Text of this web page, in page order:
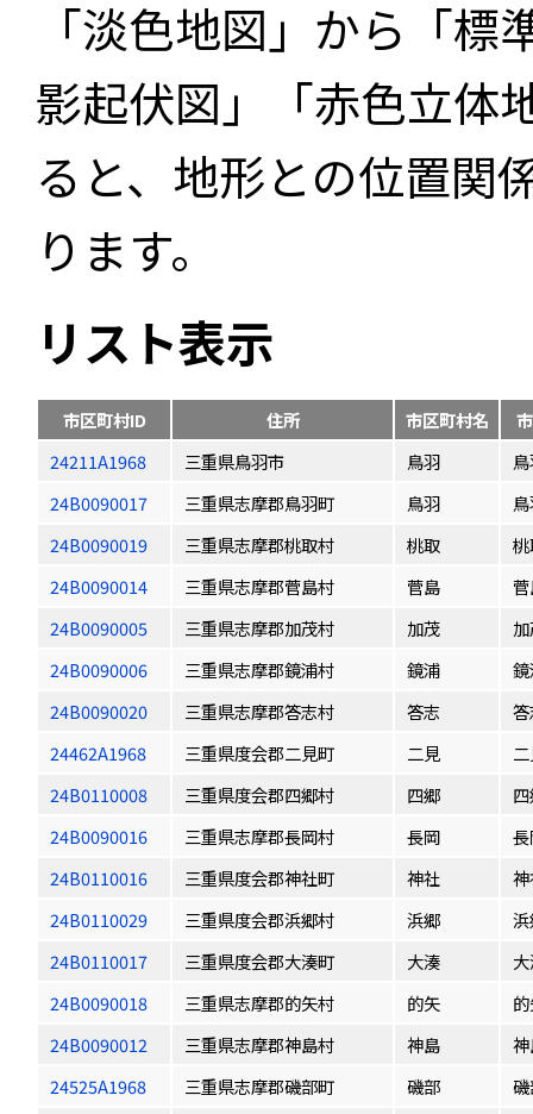
「淡色地図」から「
影起伏図」「赤色立体
ると、地形との位置関
ります。
リスト表示
市区町村ID 住所 市区町村名
24211A1968
三重県鳥羽市 鳥羽
24B0090017
三重県志摩郡鳥羽町 鳥羽
24B0090019
三重県志摩郡桃取村 桃取
24B0090014
三重県志摩郡菅島村 菅島
24B0090005
三重県志摩郡加茂村 加茂
24B0090006
三重県志摩郡鏡浦村 鏡浦
24B0090020
三重県志摩郡答志村 答志
24462A1968
三重県度会郡二見町 二見
24B0110008
三重県度会郡四郷村 四郷
24B0090016
三重県志摩郡長岡村 長岡
24B0110016
三重県度会郡神社町 神社
24B0110029
三重県度会郡浜郷村 浜郷
24B0110017
三重県度会郡大湊町 大湊
24B0090018
三重県志摩郡的矢村 的矢
24B0090012
三重県志摩郡神島村 神島
24525A1968
三重県志摩郡磯部町 磯部